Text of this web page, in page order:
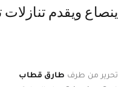
ينصاع ويقدم
تحرير من طرف طارق قطاب